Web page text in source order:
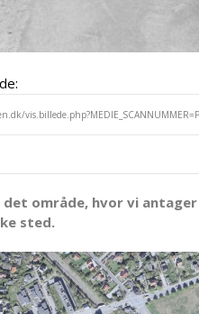
det område, hvor vi
sted.